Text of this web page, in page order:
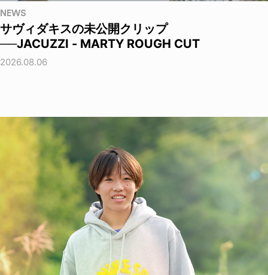
NEWS
サヴィダキスの未公開クリップ
──JACUZZI - MARTY ROUGH CUT
2026.08.06